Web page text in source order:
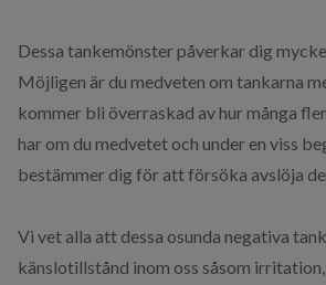
Dessa tankemönster påverkar dig
Möjligen är du medveten om tankarna
kommer bli överraskad av ​hur många
har om du medvetet och under en viss
bestämmer dig för att försöka avslöja
​Vi vet alla att dessa osunda negativa
känslotillstånd inom oss såsom